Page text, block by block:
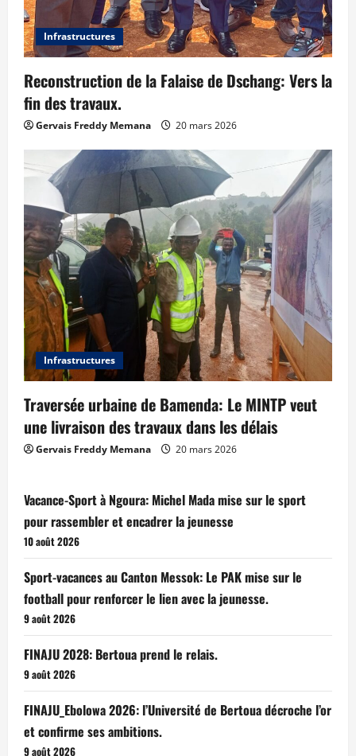
Infrastructures
Reconstruction de la Falaise de Dschang: Vers la
fin des travaux.
Gervais Freddy Memana 20 mars 2026
Infrastructures
Traversée urbaine de Bamenda: Le MINTP veut
une livraison des travaux dans les délais
Gervais Freddy Memana 20 mars 2026
Vacance-Sport à Ngoura: Michel Mada mise sur le sport
pour rassembler et encadrer la jeunesse
10 août 2026
Sport-vacances au Canton Messok: Le PAK mise sur le
football pour renforcer le lien avec la jeunesse.
9 août 2026
FINAJU 2028: Bertoua prend le relais.
9 août 2026
FINAJU_Ebolowa 2026: l’Université de Bertoua décroche l’or
et confirme ses ambitions.
9 août 2026